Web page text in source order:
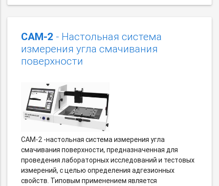
CAM-2 - Настольная система
измерения угла смачивания
поверхности
CAM-2 -настольная система измерения угла
смачивания поверхности, предназначенная для
проведения лабораторных исследований и тестовых
измерений, с целью определения адгезионных
свойств. Типовым применением является